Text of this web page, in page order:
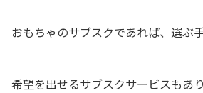
おもちゃのサブスクであれば、選ぶ
希望を出せるサブスクサービスもあ